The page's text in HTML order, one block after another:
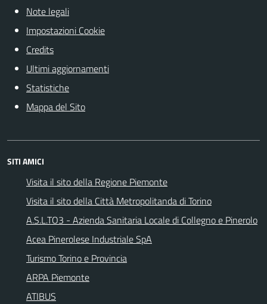
Note legali
Impostazioni Cookie
Credits
Ultimi aggiornamenti
Statistiche
Mappa del Sito
SITI AMICI
Visita il sito della Regione Piemonte
Visita il sito della Città Metropolitanda di Torino
A.S.L.TO3 - Azienda Sanitaria Locale di Collegno e Pinerolo
Acea Pinerolese Industriale SpA
Turismo Torino e Provincia
ARPA Piemonte
ATIBUS